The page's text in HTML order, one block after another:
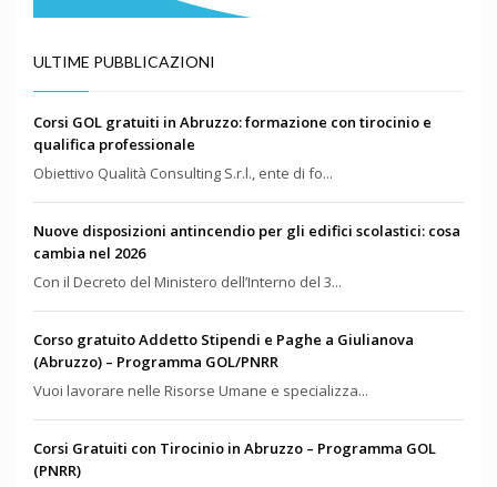
ULTIME PUBBLICAZIONI
Corsi GOL gratuiti in Abruzzo: formazione con tirocinio e
qualifica professionale
Obiettivo Qualità Consulting S.r.l., ente di fo...
Nuove disposizioni antincendio per gli edifici scolastici: cosa
cambia nel 2026
Con il Decreto del Ministero dell’Interno del 3...
Corso gratuito Addetto Stipendi e Paghe a Giulianova
(Abruzzo) – Programma GOL/PNRR
Vuoi lavorare nelle Risorse Umane e specializza...
Corsi Gratuiti con Tirocinio in Abruzzo – Programma GOL
(PNRR)